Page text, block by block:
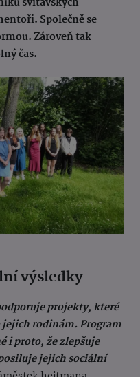
Společně se
Zároveň tak
čas.
výsledky
projekty, které
rodinám. Program
i proto, že zlepšuje
jejich sociální